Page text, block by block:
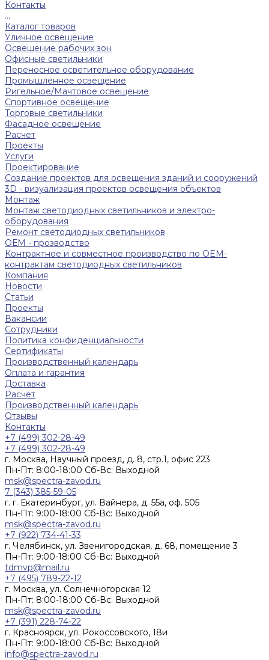
Контакты
...
Каталог товаров
Уличное освещение
Освещение рабочих зон
Офисные светильники
Переносное осветительное оборудование
Промышленное освещение
Ригельное/Мачтовое освещение
Спортивное освещение
Торговые светильники
Фасадное освещение
Расчет
Проекты
Услуги
Проектирование
Создание проектов для освещения зданий и сооружений
3D - визуализация проектов освещения объектов
Монтаж
Монтаж светодиодных светильников и электро-
оборудования
Ремонт светодиодных светильников
ОЕМ - прозводство
Контрактное и совместное производство по OEM-
контрактам светодиодных светильников
Компания
Новости
Статьи
Проекты
Вакансии
Сотрудники
Политика конфиденциальности
Сертификаты
Производственный календарь
Оплата и гарантия
Доставка
Расчет
Производственный календарь
Отзывы
Контакты
+7 (499) 302-28-49
+7 (499) 302-28-49
г. Москва, Научный проезд, д. 8, стр.1, офис 223
Пн-Пт: 8:00-18:00 Cб-Вс: Выходной
msk@spectra-zavod.ru
7 (343) 385-59-05
г. г. Екатеринбург, ул. Вайнера, д. 55а, оф. 505
Пн-Пт: 9:00-18:00 Cб-Вс: Выходной
msk@spectra-zavod.ru
+7 (922) 734-41-33
г. Челябинск, ул. Звенигородская, д. 68, помещение 3
Пн-Пт: 9:00-18:00 Cб-Вс: Выходной
tdmvp@mail.ru
+7 (495) 789-22-12
г. Москва, ул. Солнечногорская 12
Пн-Пт: 8:00-18:00 Cб-Вс: Выходной
msk@spectra-zavod.ru
+7 (391) 228-74-22
г. Красноярск, ул. Рокоссовского, 18и
Пн-Пт: 9:00-18:00 Cб-Вс: Выходной
info@spectra-zavod.ru